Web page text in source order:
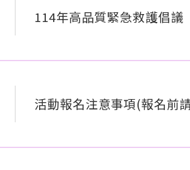
114年高品質緊急救護倡議
活動報名注意事項(報名前